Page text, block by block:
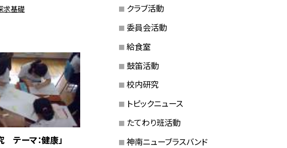
求基礎
テーマ：健康」
クラブ活動
委員会活動
給食室
鼓笛活動
校内研究
トピックニュース
たてわり班活動
神南ニューブラスバンド